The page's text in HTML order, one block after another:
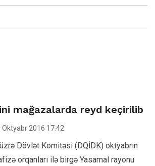
mağazalarda reyd keçirilib
Oktyabr 2016 17:42
Dövlət Komitəsi (DQİDK) oktyabrın
orqanları ilə birgə Yasamal rayonu